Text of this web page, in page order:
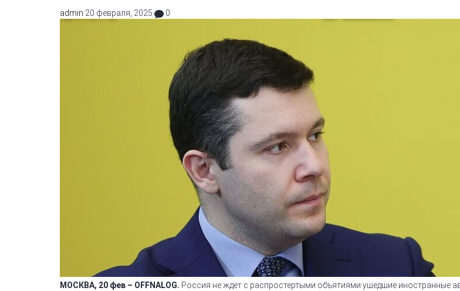
admin 20 февраля, 2025 0
МОСКВА, 20 фев – OFFNALOG. Россия не ждёт с распростертыми объятиями ушедшие иностранные